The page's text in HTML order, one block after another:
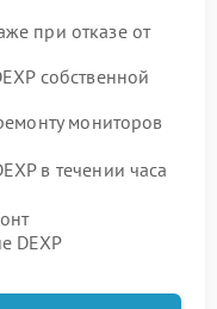
при отказе от
собственной
мониторов
в течении часа
DEXP